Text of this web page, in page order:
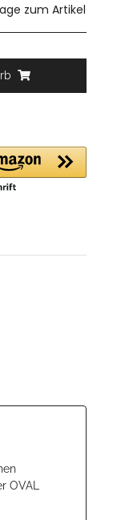
zum Artikel
OVAL